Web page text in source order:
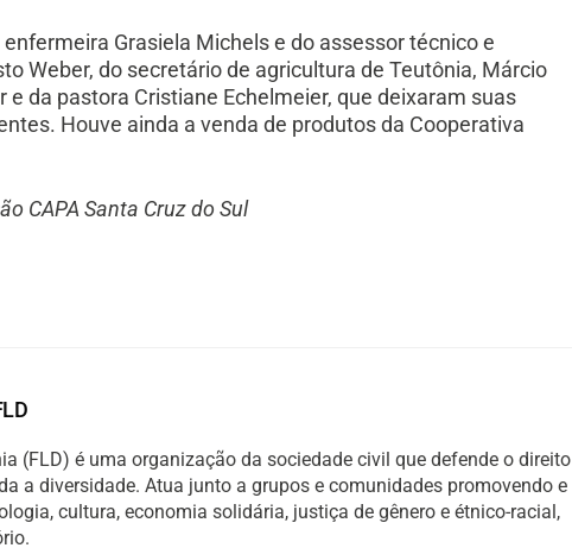
Grasiela Michels e do assessor técnico e
Weber, do secretário de agricultura de Teutônia, Márcio
da pastora Cristiane Echelmeier, que deixaram suas
Houve ainda a venda de produtos da Cooperativa
CAPA Santa Cruz do Sul
(FLD) é uma organização da sociedade civil que defende o direito
a diversidade. Atua junto a grupos e comunidades promovendo e
cultura, economia solidária, justiça de gênero e étnico-racial,